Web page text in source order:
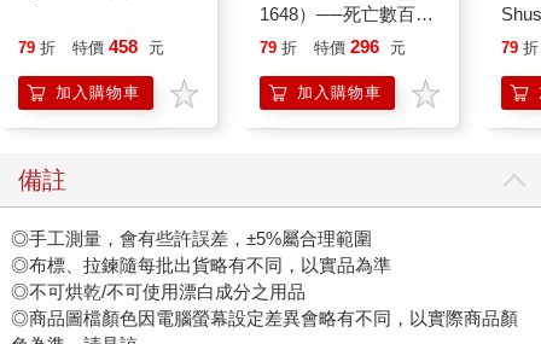
攻略｜2026版(套書)
79 折 特價 750 元
加入購物車
宋寶眼中的福寶幸福肥
日常（首刷限量贈：拍
79 折 特價 537 元
加入購物車
(1)
漫
79 折
您可能也需要